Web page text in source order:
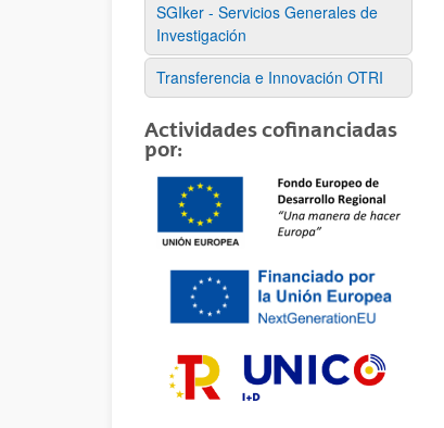
SGIker - Servicios Generales de
Investigación
Transferencia e Innovación OTRI
Actividades cofinanciadas
por: